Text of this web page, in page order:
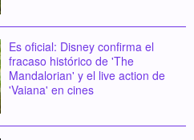
Es oficial: Disney confirma el
fracaso histórico de 'The
Mandalorian' y el live action de
'Vaiana' en cines